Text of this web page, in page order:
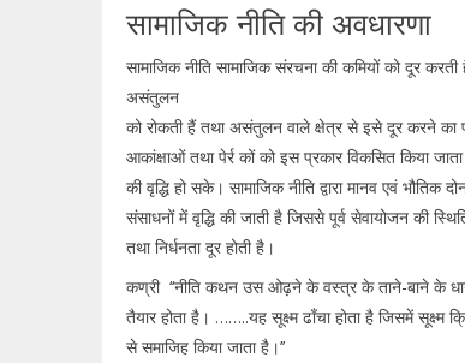
सामाजिक नीति की अवधारणा
सामाजिक नीति सामाजिक संरचना की कमियों को दूर करती
असंतुलन
को रोकती हैं तथा असंतुलन वाले क्षेत्र से इसे दूर करने
आकांक्षाओं तथा पेर्र कों को इस प्रकार विकसित किया
की वृद्धि हो सके। सामाजिक नीति द्वारा मानव एवं भौतिक
संसाधनों में वृद्धि की जाती है जिससे पूर्व सेवायोजन की
तथा निर्धनता दूर होती है।
कण्री ‘‘नीति कथन उस ओढ़ने के वस्त्र के ताने-बाने के
तैयार होता है। ……..यह सूक्ष्म ढाँचा होता है जिसमें सूक्ष्म
से समाजिह किया जाता है।’’